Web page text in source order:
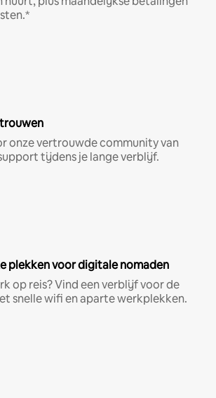
onze vertrouwde community van
tijdens je lange verblijf.
plekken voor digitale nomaden
op reis? Vind een verblijf voor de
snelle wifi en aparte werkplekken.